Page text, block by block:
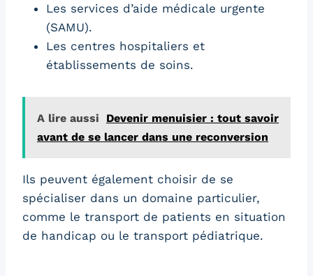
Les services d’aide médicale urgente
(SAMU).
Les centres hospitaliers et
établissements de soins.
A lire aussi
Devenir menuisier : tout savoir
avant de se lancer dans une reconversion
Ils peuvent également choisir de se
spécialiser dans un domaine particulier,
comme le transport de patients en situation
de handicap ou le transport pédiatrique.